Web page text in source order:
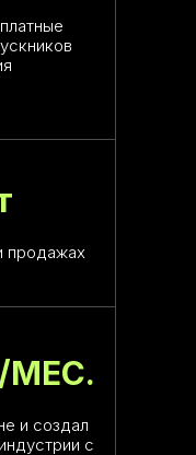
и создал
с
продажах
МЕС.